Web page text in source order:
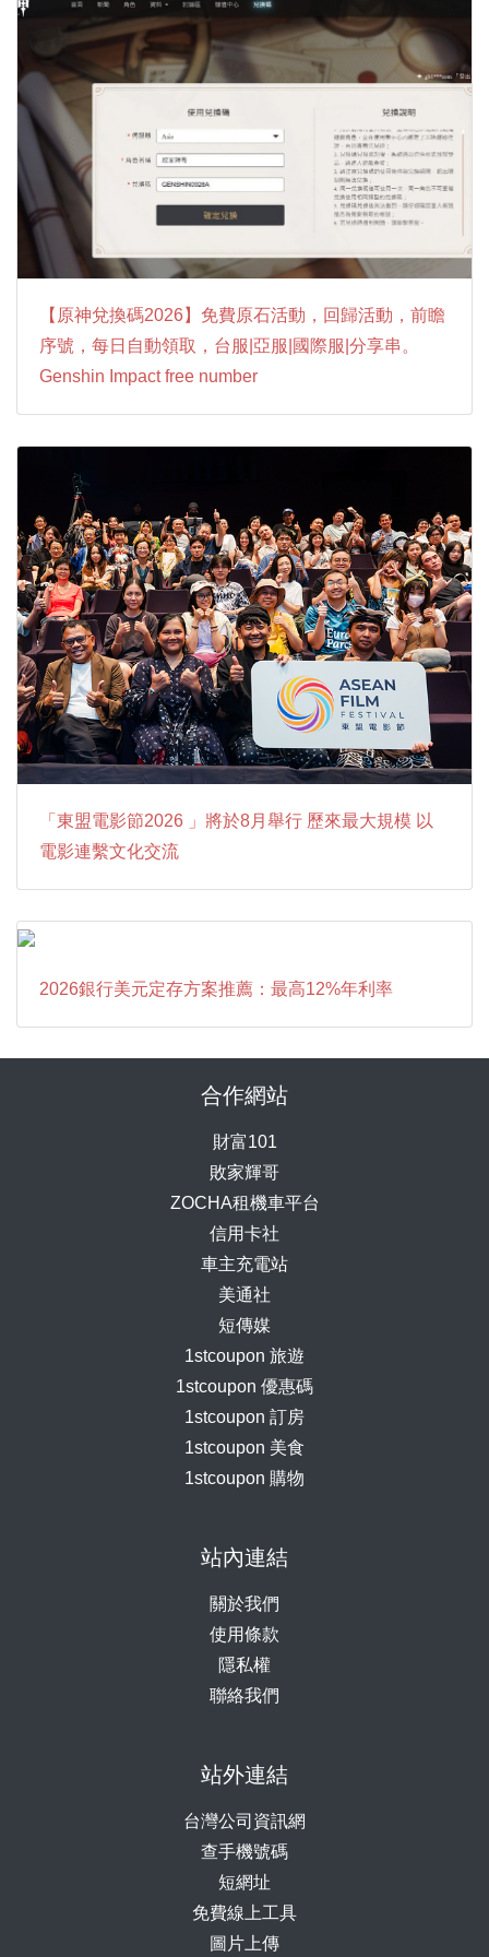
【原神兌換碼2026】免費原石活動，回歸活動，前瞻
序號，每日自動領取，台服|亞服|國際服|分享串。
Genshin Impact free number
「東盟電影節2026 」將於8月舉行 歷來最大規模 以
電影連繫文化交流
2026銀行美元定存方案推薦：最高12%年利率
合作網站
財富101
敗家輝哥
ZOCHA租機車平台
信用卡社
車主充電站
美通社
短傳媒
1stcoupon 旅遊
1stcoupon 優惠碼
1stcoupon 訂房
1stcoupon 美食
1stcoupon 購物
站內連結
關於我們
使用條款
隱私權
聯絡我們
站外連結
台灣公司資訊網
查手機號碼
短網址
免費線上工具
圖片上傳